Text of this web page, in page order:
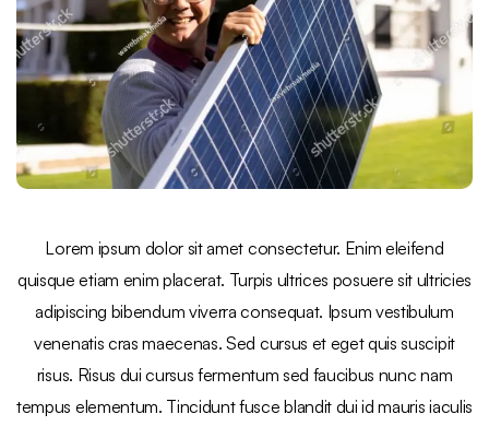
Lorem ipsum dolor sit amet consectetur. Enim eleifend
quisque etiam enim placerat. Turpis ultrices posuere sit ultricies
adipiscing bibendum viverra consequat. Ipsum vestibulum
venenatis cras maecenas. Sed cursus et eget quis suscipit
risus. Risus dui cursus fermentum sed faucibus nunc nam
tempus elementum. Tincidunt fusce blandit dui id mauris iaculis